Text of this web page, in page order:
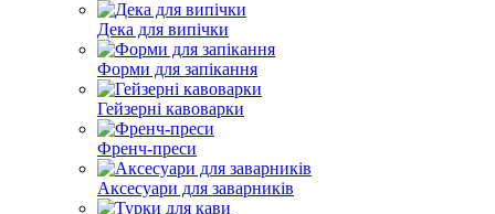
Дека для випічки
Форми для запікання
Гейзерні кавоварки
Френч-преси
Аксесуари для заварників